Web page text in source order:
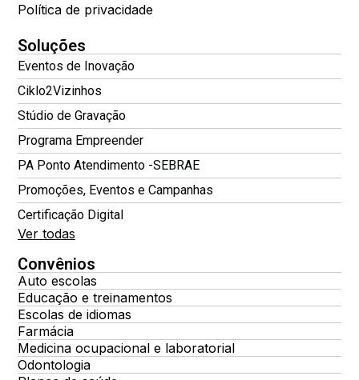
Política de privacidade
Soluções
Eventos de Inovação
Ciklo2Vizinhos
Stúdio de Gravação
Programa Empreender
PA Ponto Atendimento -SEBRAE
Promoções, Eventos e Campanhas
Certificação Digital
Ver todas
Convênios
Auto escolas
Educação e treinamentos
Escolas de idiomas
Farmácia
Medicina ocupacional e laboratorial
Odontologia